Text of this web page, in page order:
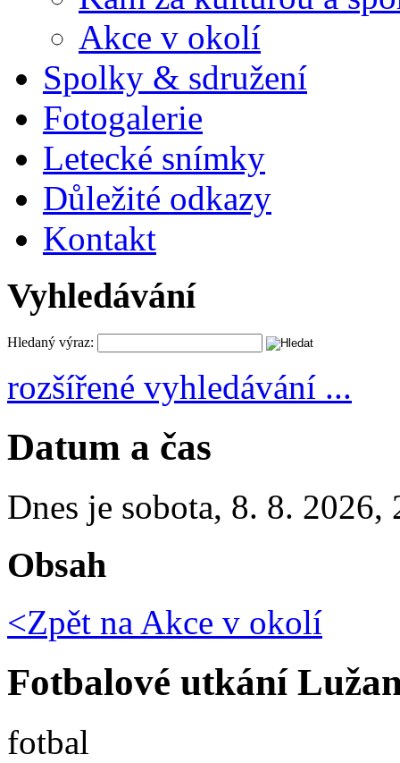
Akce v okolí
Spolky & sdružení
Fotogalerie
Letecké snímky
Důležité odkazy
Kontakt
Vyhledávání
Hledaný výraz:
rozšířené vyhledávání ...
Datum a čas
Dnes je sobota, 8. 8. 2026,
Obsah
<Zpět na Akce v okolí
Fotbalové utkání
fotbal